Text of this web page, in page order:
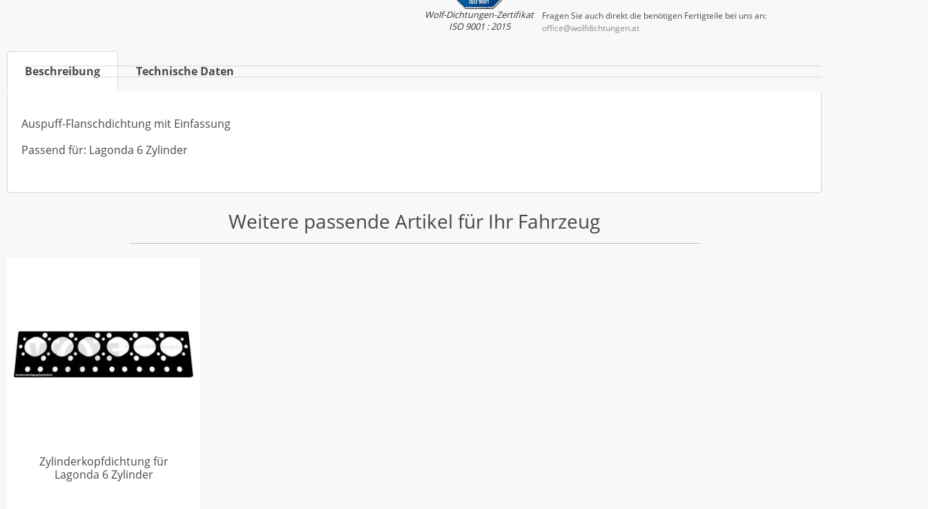
Wolf-Dichtungen-Zertifikat
ISO 9001 : 2015
Fragen Sie auch direkt die benötigen Fertigteile bei uns an:
office@wolfdichtungen.at
Beschreibung Technische Daten
Auspuff-Flanschdichtung mit Einfassung
Passend für: Lagonda 6 Zylinder
Weitere passende Artikel für Ihr Fahrzeug
Zylinderkopfdichtung für
Lagonda 6 Zylinder